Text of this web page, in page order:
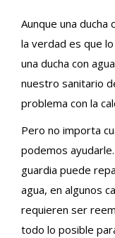
Aunque una ducha
la verdad es que
una ducha con
nuestro sanitario
problema con la
Pero no importa
podemos
guardia puede
agua, en algunos
requieren ser
todo lo posible